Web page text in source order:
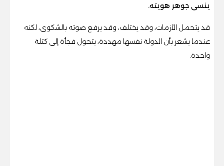
ينسى جوهر هويته.
قد يتحمل الأزمات، وقد يختلف، وقد يرفع صوته بالشكوى، لكنه
عندما يشعر بأن الدولة نفسها مهددة، يتحول فجأة إلى كتلة
واحدة.